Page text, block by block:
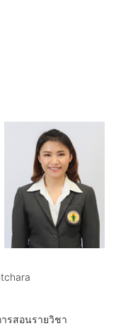
รสอนรายวิชา